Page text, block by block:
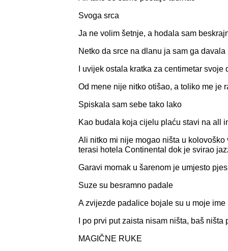
Svoga srca
Ja ne volim šetnje, a hodala sam
Netko da srce na dlanu ja sam ga
I uvijek ostala kratka za centimetar svoje
Od mene nije nitko otišao, a toliko me je
Spiskala sam sebe tako lako
Kao budala koja cijelu plaću stavi na all
Ali nitko mi nije mogao ništa u
terasi hotela Continental dok je svirao
Garavi momak u šarenom je umjesto
Suze su besramno padale
A zvijezde padalice bojale su u moje
I po prvi put zaista nisam ništa, baš ništa
MAGIČNE RUKE